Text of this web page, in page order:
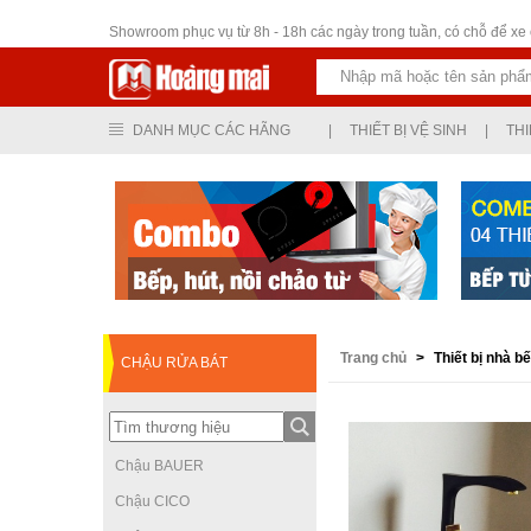
Showroom phục vụ từ 8h - 18h các ngày trong tuần, có chỗ để xe
DANH MỤC CÁC HÃNG THIẾT BỊ VỆ SINH
CHẬU RỬA BÁT
CHẬU RỬA BÁT
BẰNG ĐÁ NHÂN
TẠO CAO CẤP, TÍNH
THẨM MỸ CAO
Chậu BAUER
Chậu CICO
Trang chủ > Thiết bị nhà